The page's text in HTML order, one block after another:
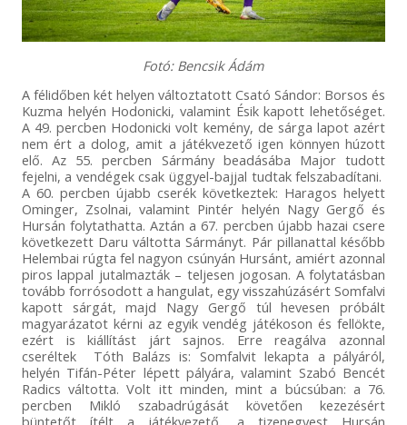
Fotó: Bencsik Ádám
A félidőben két helyen változtatott Csató Sándor: Borsos és
Kuzma helyén Hodonicki, valamint Ésik kapott lehetőséget.
A 49. percben Hodonicki volt kemény, de sárga lapot azért
nem ért a dolog, amit a játékvezető igen könnyen húzott
elő. Az 55. percben Sármány beadásába Major tudott
fejelni, a vendégek csak üggyel-bajjal tudtak felszabadítani.
A 60. percben újabb cserék következtek: Haragos helyett
Ominger, Zsolnai, valamint Pintér helyén Nagy Gergő és
Hursán folytathatta. Aztán a 67. percben újabb hazai csere
következett Daru váltotta Sármányt. Pár pillanattal később
Helembai rúgta fel nagyon csúnyán Hursánt, amiért azonnal
piros lappal jutalmazták – teljesen jogosan. A folytatásban
tovább forrósodott a hangulat, egy visszahúzásért Somfalvi
kapott sárgát, majd Nagy Gergő túl hevesen próbált
magyarázatot kérni az egyik vendég játékoson és fellökte,
ezért is kiállítást járt sajnos. Erre reagálva azonnal
cseréltek Tóth Balázs is: Somfalvit lekapta a pályáról,
helyén Tifán-Péter lépett pályára, valamint Szabó Bencét
Radics váltotta. Volt itt minden, mint a búcsúban: a 76.
percben Mikló szabadrúgását követően kezezésért